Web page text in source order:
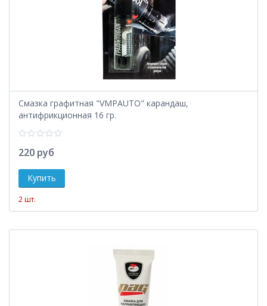
Смазка графитная "VMPAUTO" карандаш,
антифрикционная 16 гр.
220 руб
2 шт.